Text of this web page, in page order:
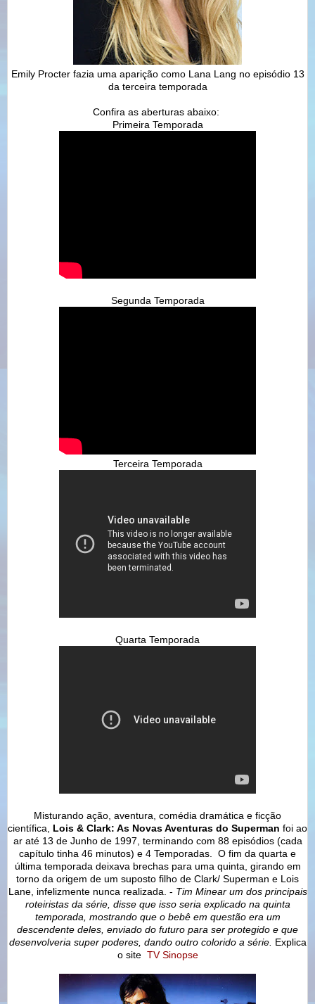
Emily Procter fazia uma aparição como Lana Lang no episódio 13
da terceira temporada
Confira as aberturas abaixo:
Primeira Temporada
Segunda Temporada
Terceira Temporada
Quarta Temporada
Misturando ação, aventura, comédia dramática e ficção
científica, Lois & Clark: As Novas Aventuras do Superman foi ao
ar até 13 de Junho de 1997, terminando com 88 episódios (cada
capítulo tinha 46 minutos) e 4 Temporadas. O fim da quarta e
última temporada deixava brechas para uma quinta, girando em
torno da origem de um suposto filho de Clark/ Superman e Lois
Lane, infelizmente nunca realizada. - Tim Minear um dos principais
roteiristas da série, disse que isso seria explicado na quinta
temporada, mostrando que o bebê em questão era um
descendente deles, enviado do futuro para ser protegido e que
desenvolveria super poderes, dando outro colorido a série. Explica
o site TV Sinopse